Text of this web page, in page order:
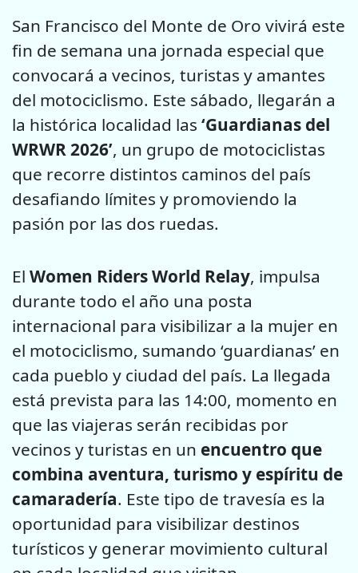
San Francisco del Monte de Oro vivirá este
fin de semana una jornada especial que
convocará a vecinos, turistas y amantes
del motociclismo. Este sábado, llegarán a
la histórica localidad las ‘Guardianas del
WRWR 2026’, un grupo de motociclistas
que recorre distintos caminos del país
desafiando límites y promoviendo la
pasión por las dos ruedas.
El Women Riders World Relay, impulsa
durante todo el año una posta
internacional para visibilizar a la mujer en
el motociclismo, sumando ‘guardianas’ en
cada pueblo y ciudad del país. La llegada
está prevista para las 14:00, momento en
que las viajeras serán recibidas por
vecinos y turistas en un encuentro que
combina aventura, turismo y espíritu de
camaradería. Este tipo de travesía es la
oportunidad para visibilizar destinos
turísticos y generar movimiento cultural